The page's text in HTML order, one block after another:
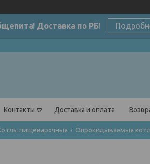
Доставка по РБ!
Контакты Доставка и оплата
пищеварочные Опрокидываемые